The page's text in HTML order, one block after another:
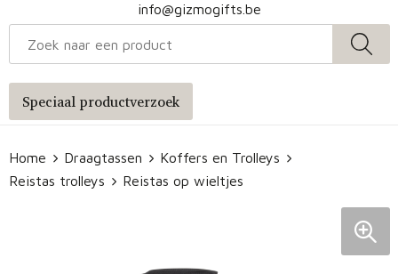
info@gizmogifts.be
Sleutelhangers en Lanyards
Lampen en Gereedschap
Snoepgoed
Handschoenen en Sjaals
Blazers
Jassen
Papieren tassen
Reistassen
Autotassen
Speciaal productverzoek
Home Draagtassen
Koffers en Trolleys
Reistas trolleys
Reistas op wieltjes